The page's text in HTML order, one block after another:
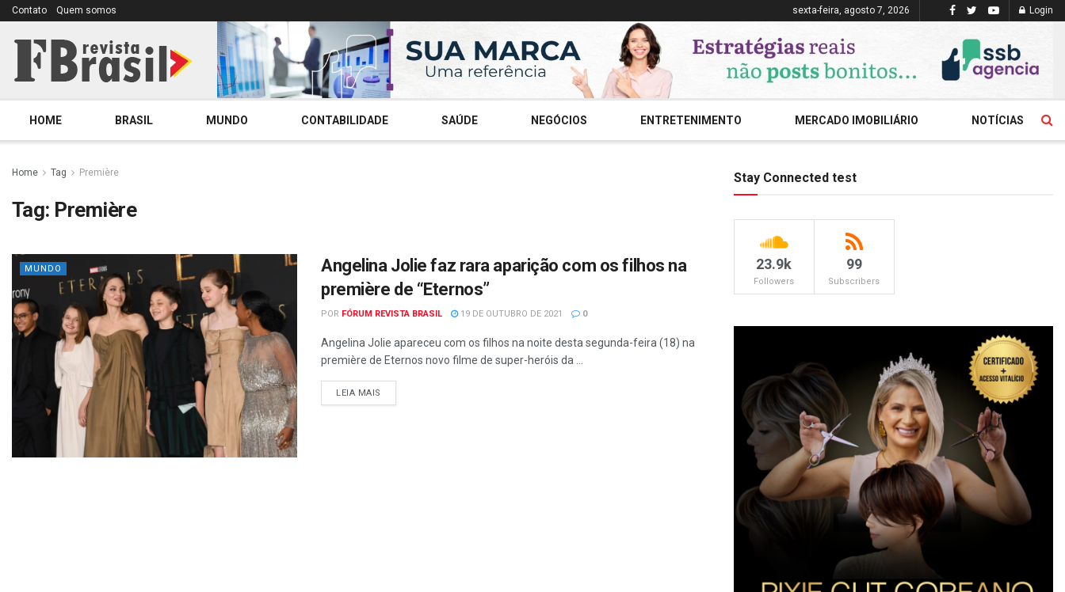
Contato Quem somos sexta-feira, agosto 7, 2026 Login
HOME BRASIL MUNDO CONTABILIDADE SAÚDE NEGÓCIOS ENTRETENIMENTO MERCADO IMOBILIÁRIO NOTÍCIAS
Home Tag Première
Tag: Première
MUNDO
Angelina Jolie faz rara aparição com os filhos na
première de “Eternos”
POR FÓRUM REVISTA BRASIL 19 DE OUTUBRO DE 2021 0
Angelina Jolie apareceu com os filhos na noite desta segunda-feira (18) na
première de Eternos novo filme de super-heróis da ...
LEIA MAIS
Stay Connected test
23.9k
Followers
99
Subscribers